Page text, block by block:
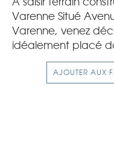
Varenne Situé
Varenne, venez
idéalement placé
AJOUTER AUX